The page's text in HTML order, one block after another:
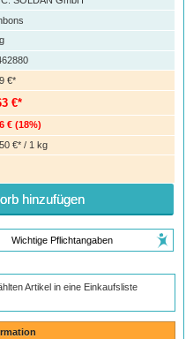
g
€*
€*
€ (18%)
€* / 1 kg
hinzufügen
Wichtige Pflichtangaben
Artikel in eine Einkaufsliste